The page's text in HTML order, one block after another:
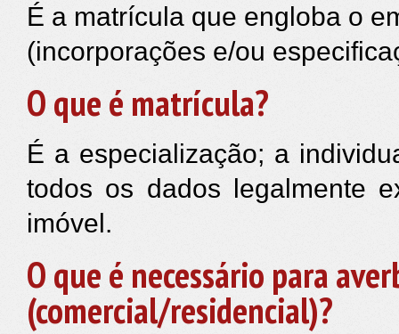
É a matrícula que engloba o
(incorporações e/ou
O que é matrícula?
É a especialização; a
todos os dados legalmente
imóvel.
O que é necessário para
(comercial/residencial)?